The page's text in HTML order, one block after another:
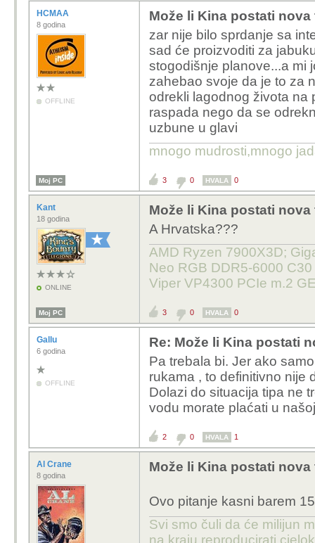
HCMAA
8 godina
OFFLINE
Može li Kina postati
zar nije bilo sprdanje sa
sad će proizvoditi za
stogodišnje planove...a mi
zahebao svoje da je to za
odrekli lagodnog života na
raspada nego da se
uzbune u glavi
mnogo mudrosti,mnogo
Moj PC 3 0 HVALA 0
Kant
18 godina
ONLINE
Može li Kina postati
A Hrvatska???
AMD Ryzen 7900X3D;
Neo RGB DDR5-6000
Viper VP4300 PCIe m.2
Moj PC 3 0 HVALA 0
Gallu
6 godina
OFFLINE
Re: Može li Kina postati
Pa trebala bi. Jer ako
rukama , to definitivno nije
Dolazi do situacija tipa ne
vodu morate plaćati u
2 0 HVALA 1
Al Crane
8 godina
Može li Kina postati
Ovo pitanje kasni barem
Svi smo čuli da će milijun
na kraju reproducirati